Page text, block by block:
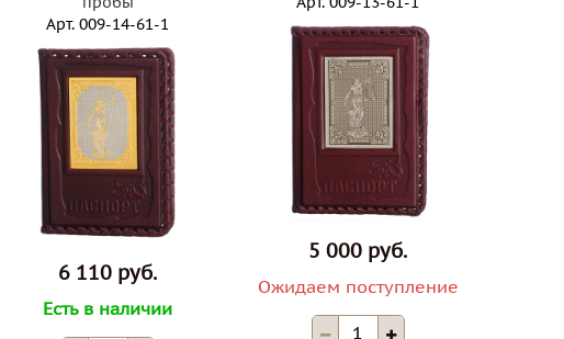
Арт. 009-14-61-1
6 110 руб.
Есть в наличии
5 000 руб.
Ожидаем поступление